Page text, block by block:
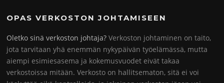
OPAS VERKOSTON JOHTAMISEEN
Oletko sinä verkoston johtaja? Verkoston johtaminen on taito,
jota tarvitaan yhä enemmän nykypäivän työelämässä, mutta
aiempi esimiesasema ja kokemusvuodet eivät takaa
verkostoissa mitään. Verkosto on hallitsematon, sitä ei voi